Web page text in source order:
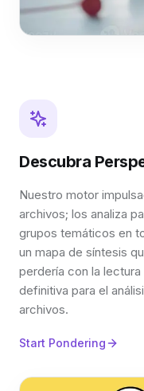
Descubra
Nuestro motor
archivos; los analiza
grupos temáticos en
un mapa de síntesis
perdería con la lectura
definitiva para el
archivos.
Start Pondering